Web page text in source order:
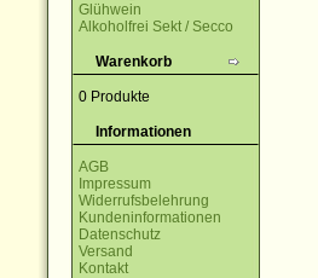
Glühwein
Alkoholfrei Sekt / Secco
Warenkorb
0 Produkte
Informationen
AGB
Impressum
Widerrufsbelehrung
Kundeninformationen
Datenschutz
Versand
Kontakt